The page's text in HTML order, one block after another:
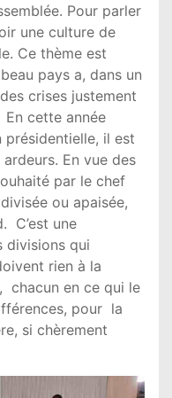
Pour parler
une culture de
Ce thème est
pays a, dans un
crises justement
cette année
présidentielle, il est
En vue des
par le chef
ou apaisée,
C’est une
divisions qui
rien à la
chacun en ce qui le
pour la
si chèrement